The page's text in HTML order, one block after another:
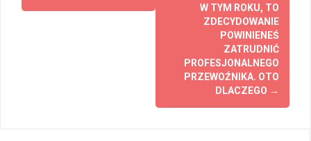
W TYM ROKU, TO
ZDECYDOWANIE
POWINIENEŚ
ZATRUDNIĆ
PROFESJONALNEGO
PRZEWOŹNIKA. OTO
DLACZEGO →